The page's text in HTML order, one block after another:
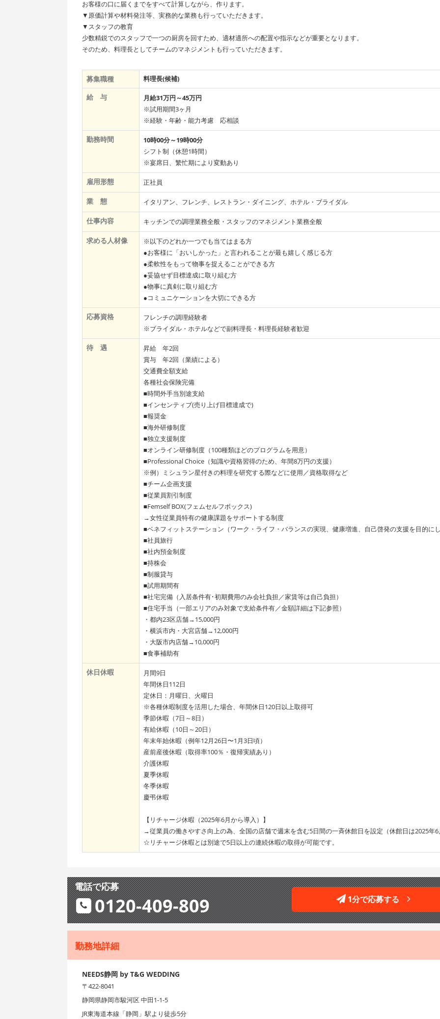
お客様の口に届くまでをすべて計算しながら、作ります。
▼原価計算や材料発注等、実務的な業務も行っていただきます。
▼スタッフの教育
少数精鋭でのスタッフで一つの厨房を回すため、適材適所への配置や指示などが重要となります。
そのため、料理長としてチームのマネジメントも行っていただきます。
募集職種 料理長(候補)
給 与
月給31万円～45万円
※試用期間3ヶ月
※経験・年齢・能力考慮 応相談
勤務時間
10時00分～19時00分
シフト制（休憩1時間）
※宴席日、繁忙期により変動あり
雇用形態 正社員
業 態 イタリアン、フレンチ、レストラン・ダイニング、ホテル・ブライダル
仕事内容 キッチンでの調理業務全般・スタッフのマネジメント業務全般
求める人材像
※以下のどれか一つでも当てはまる方
●お客様に「おいしかった」と⾔われることが最も嬉しく感じる⽅
●柔軟性をもって物事を捉えることができる方
●妥協せず⽬標達成に取り組む⽅
●物事に真剣に取り組む⽅
●コミュニケーションを大切にできる方
応募資格
フレンチの調理経験者
※ブライダル・ホテルなどで副料理長・料理長経験者歓迎
待 遇
昇給 年2回
賞与 年2回（業績による）
交通費全額支給
各種社会保険完備
■時間外手当別途支給
■インセンティブ(売り上げ目標達成で)
■報奨金
■海外研修制度
■独⽴⽀援制度
■オンライン研修制度（100種類ほどのプログラムを用意）
■Professional Choice（知識や資格習得のため、年間8万円の支援）
※例）ミシュラン星付きの料理を研究する際などに使用／資格取得など
■チーム企画⽀援
■従業員割引制度
■Femself BOX(フェムセルフボックス)
→女性従業員特有の健康課題をサポートする制度
■ベネフィットステーション（ワーク・ライフ・バランスの実現、健康増進、自己啓発の支援を目的にし
■社員旅⾏
■社内預⾦制度
■持株会
■制服貸与
■試用期間有
■社宅完備（入居条件有･初期費用のみ会社負担／家賃等は自己負担）
■住宅手当（一部エリアのみ対象で支給条件有／金額詳細は下記参照）
・都内23区店舗→15,000円
・横浜市内・大宮店舗→12,000円
・大阪市内店舗→10,000円
■食事補助有
休日休暇
月間9日
年間休日112日
定休日：月曜日、火曜日
※各種休暇制度を活用した場合、年間休日120日以上取得可
季節休暇（7日～8日）
有給休暇（10日～20日）
年末年始休暇（例年12月26日〜1月3日頃）
産前産後休暇（取得率100％・復帰実績あり）
介護休暇
夏季休暇
冬季休暇
慶弔休暇
【リチャージ休暇（2025年6月から導入）】
→従業員の働きやすさ向上の為、全国の店舗で週末を含む5日間の一斉休館日を設定（休館日は2025年6
☆リチャージ休暇とは別途で5日以上の連続休暇の取得が可能です。
電話で応募
0120-409-809 1分で応募する
勤務地詳細
NEEDS静岡 by T&G WEDDING
〒422-8041
静岡県静岡市駿河区 中田1-1-5
JR東海道本線「静岡」駅より徒歩5分